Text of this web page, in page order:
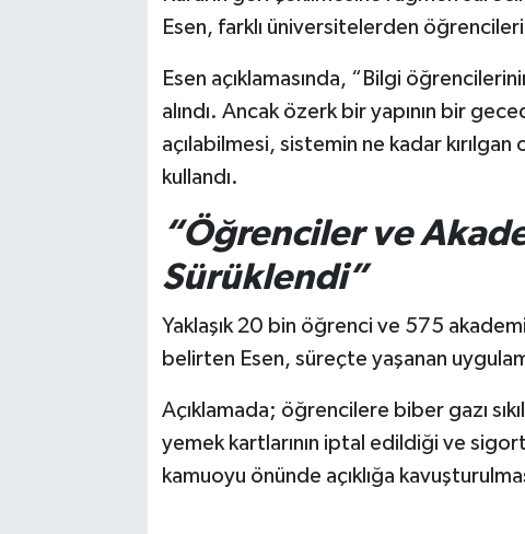
Esen, farklı üniversitelerden
Esen açıklamasında, “Bilgi
alındı. Ancak özerk bir yapının bir
açılabilmesi, sistemin ne kadar
kullandı.
“Öğrenciler ve
Sürüklendi”
Yaklaşık 20 bin öğrenci ve 575
belirten Esen, süreçte yaşanan
Açıklamada; öğrencilere biber gazı
yemek kartlarının iptal edildiği ve
kamuoyu önünde açıklığa